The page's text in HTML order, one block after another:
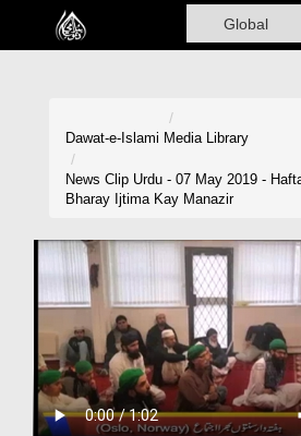
Home
Madani Channel
Volunteer Portal
Rohani Ilaj
Donation
Blog
Dawat-e-Islami Media Library
News Clip Urdu - 07 May 2019 -
Bharay Ijtima Kay Manazir